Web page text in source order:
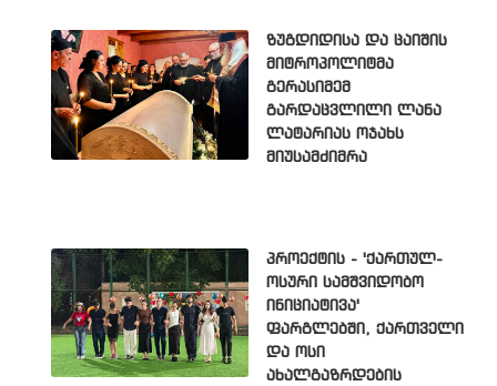
ზუგდიდისა და ცაიშის
მიტროპოლიტმა
გერასიმემ
გარდაცვლილი ლანა
ლატარიას ოჯახს
მიუსამძიმრა
პროექტის - 'ქართულ-
ოსური სამშვიდობო
ინიციატივა'
ფარგლებში, ქართველი
და ოსი
ახალგაზრდების